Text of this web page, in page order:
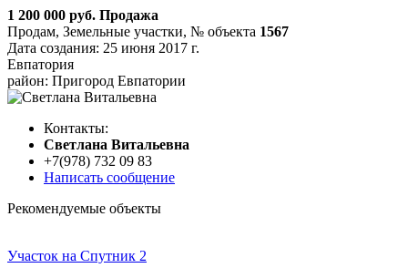
1 200 000 руб. Продажа
Продам, Земельные участки, № объекта 1567
Дата создания: 25 июня 2017 г.
Евпатория
район: Пригород Евпатории
Контакты:
Cветлана Витальевна
+7(978) 732 09 83
Написать сообщение
Рекомендуемые объекты
Участок на Спутник 2